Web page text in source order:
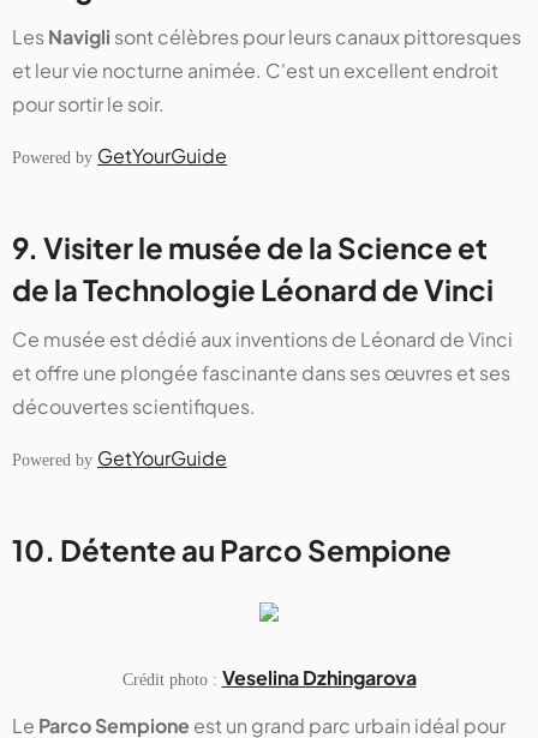
LesNavigli sont célèbres pour leurs canaux pittoresques
et leur vie nocturne animée. C'est un excellent endroit
pour sortir le soir.
Powered by GetYourGuide
9. Visiter le musée de la Science et
de la Technologie Léonard de Vinci
Ce musée est dédié aux inventions de Léonard de Vinci
et offre une plongée fascinante dans ses œuvres et ses
découvertes scientifiques.
Powered by GetYourGuide
10. Détente au Parco Sempione
Crédit photo : Veselina Dzhingarova
Le Parco Sempioneest un grand parc urbain idéal pour